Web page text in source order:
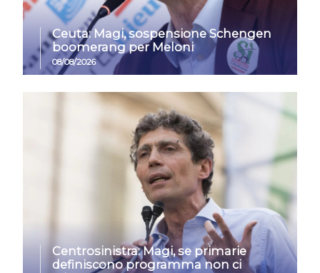
Ceuta: Magi, sospensione Schengen
boomerang per Meloni
08/08/2026
Centrosinistra: Magi, se primarie
definiscono programma non ci